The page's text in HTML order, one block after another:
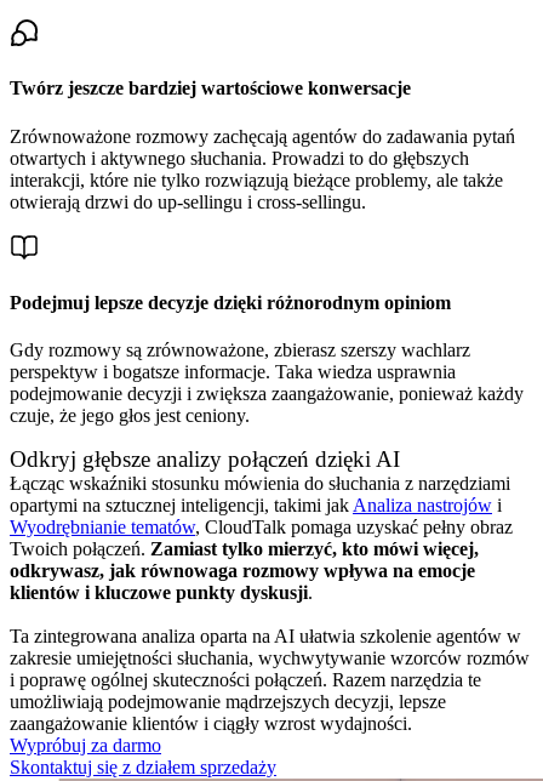
Twórz jeszcze bardziej wartościowe konwersacje
Zrównoważone rozmowy zachęcają agentów do zadawania pytań
otwartych i aktywnego słuchania. Prowadzi to do głębszych
interakcji, które nie tylko rozwiązują bieżące problemy, ale także
otwierają drzwi do up-sellingu i cross-sellingu.
Podejmuj lepsze decyzje dzięki różnorodnym opiniom
Gdy rozmowy są zrównoważone, zbierasz szerszy wachlarz
perspektyw i bogatsze informacje. Taka wiedza usprawnia
podejmowanie decyzji i zwiększa zaangażowanie, ponieważ każdy
czuje, że jego głos jest ceniony.
Odkryj głębsze analizy połączeń dzięki AI
Łącząc wskaźniki stosunku mówienia do słuchania z narzędziami
opartymi na sztucznej inteligencji, takimi jak Analiza nastrojów i
Wyodrębnianie tematów, CloudTalk pomaga uzyskać pełny obraz
Twoich połączeń. Zamiast tylko mierzyć, kto mówi więcej,
odkrywasz, jak równowaga rozmowy wpływa na emocje
klientów i kluczowe punkty dyskusji.
Ta zintegrowana analiza oparta na AI ułatwia szkolenie agentów w
zakresie umiejętności słuchania, wychwytywanie wzorców rozmów
i poprawę ogólnej skuteczności połączeń. Razem narzędzia te
umożliwiają podejmowanie mądrzejszych decyzji, lepsze
zaangażowanie klientów i ciągły wzrost wydajności.
Wypróbuj za darmo
Skontaktuj się z działem sprzedaży